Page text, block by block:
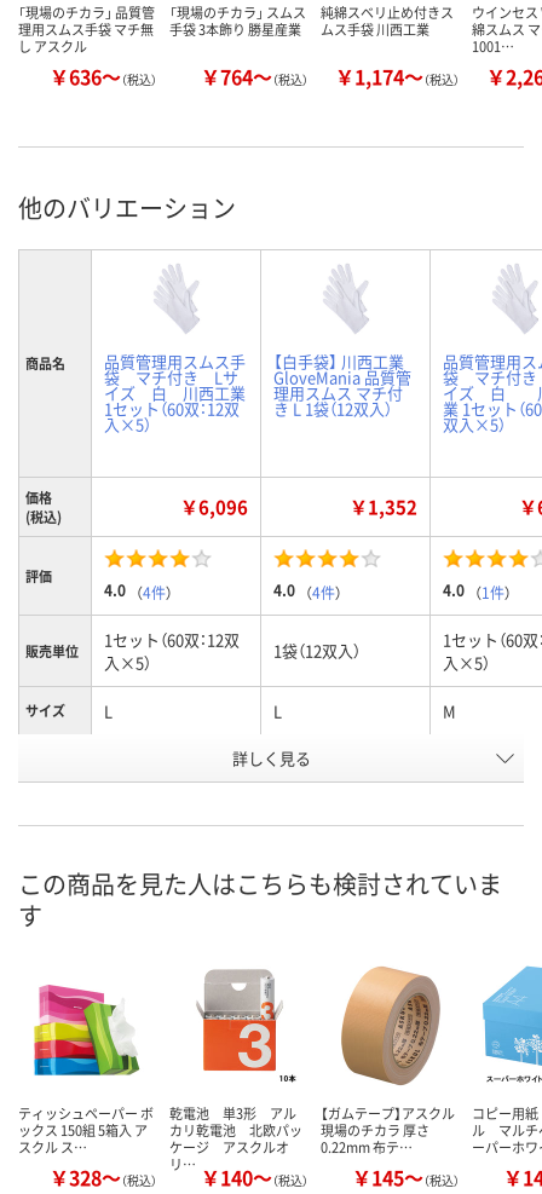
「現場のチカラ」 品質管
理用スムス手袋 マチ無
し アスクル
￥636～（税込）
「現場のチカラ」 スムス
手袋 3本飾り 勝星産業
￥764～（税込）
純綿スベリ止め付きス
ムス手袋 川西工業
￥1,174～（税込）
ウインセス
綿スムス
1001…
￥
他のバリエーション
商品名 品質管理用スムス手
袋 マチ付き Lサ
イズ 白 川西工業
1セット（60双：12双
入×5）
【白手袋】 川西工業
GloveMania 品質管
理用スムス マチ付
き L 1袋（12双入）
品質管理用
袋 マチ付
イズ 白
業 1セット（
双入×5）
価格
(税込)
￥6,096 ￥1,352
評価
4.0 （4件） 4.0 （4件） 4.0 （1件）
販売単位
1セット（60双：12双
入×5）
1袋（12双入）
1セット（60双
入×5）
サイズ L L M
P714588 HE62480
8月8日（土）
カゴへ カゴへ カ
詳しく見る
この商品を見た人はこちらも検討されていま
す
ティッシュペーパー ボ
ックス 150組 5箱入 ア
スクル ス…
￥328～（税込）
乾電池 単3形 アル
カリ乾電池 北欧パッ
ケージ アスクルオ
リ… ￥140～（税込）
【ガムテープ】アスクル
現場のチカラ 厚さ
0.22mm 布テ…
￥145～（税込）
コピー用
ル マルチ
ーパーホワ
￥